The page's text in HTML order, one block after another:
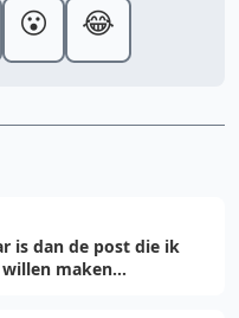
😮 😂
is dan de post die ik
maken...